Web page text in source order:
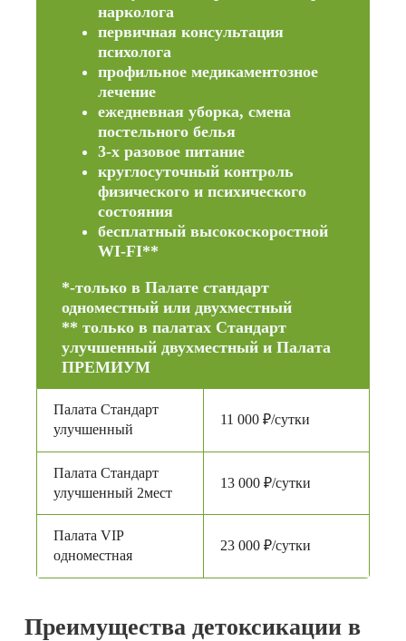
нарколога
первичная консультация
психолога
профильное медикаментозное
лечение
ежедневная уборка, смена
постельного белья
3-х разовое питание
круглосуточный контроль
физического и психического
состояния
бесплатный высокоскоростной
WI-FI**
*-только в Палате стандарт
одноместный или двухместный
** только в палатах Стандарт
улучшенный двухместный и Палата
ПРЕМИУМ
Палата Стандарт
улучшенный
11 000 ₽/сутки
Палата Стандарт
улучшенный 2мест
13 000 ₽/сутки
Палата VIP
одноместная
23 000 ₽/сутки
Преимущества детоксикации в